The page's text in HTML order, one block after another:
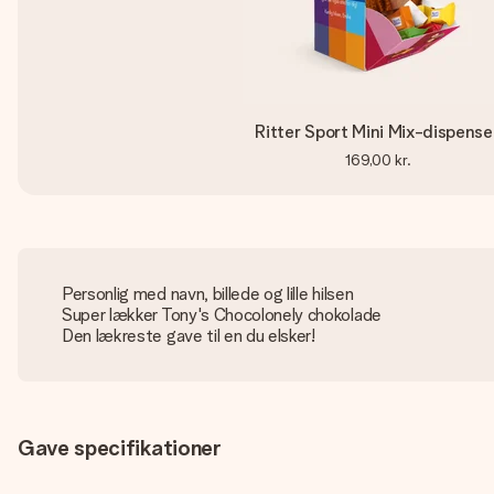
Ritter Sport Mini Mix-
169,00 kr.
Personlig med navn, billede og lille hilsen
Super lækker Tony's Chocolonely chokolade
Den lækreste gave til en du elsker!
Gave specifikationer